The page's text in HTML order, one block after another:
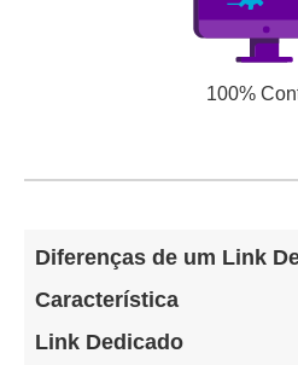
100%
Diferenças de um Link
Característica
Link Dedicado